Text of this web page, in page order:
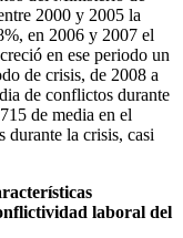
2000 y 2005 la
en 2006 y 2007 el
en ese periodo un
de crisis, de 2008 a
de conflictos durante
de media en el
durante la crisis, casi
laboral del